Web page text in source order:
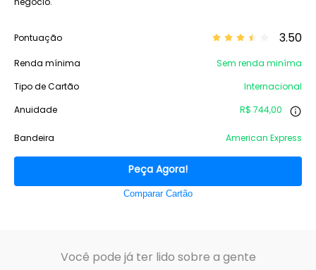
Pontuação 3.50
Renda mínima
Sem renda miníma
Tipo de Cartão
Internacional
Anuidade
R$ 744,00
Bandeira American Express
Peça Agora!
Comparar Cartão
Você pode já ter lido sobre a gente